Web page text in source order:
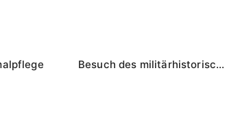
Besuch des militärhistorischen Museums Dresden